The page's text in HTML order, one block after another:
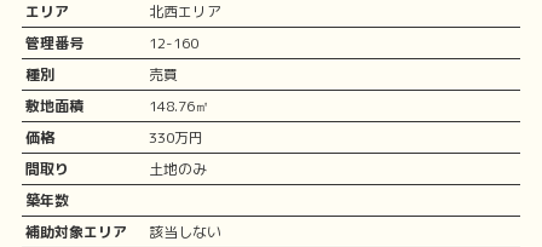
エリア
北西エリア
管理番号
12-160
種別
売買
敷地面積
148.76㎡
価格
330万円
間取り
土地のみ
築年数
補助対象エリア
該当しない